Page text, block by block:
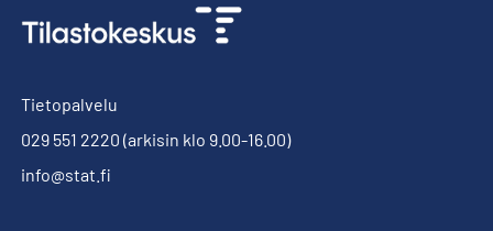
Tietopalvelu
029 551 2220 (arkisin klo 9.00-16.00)
info@stat.fi